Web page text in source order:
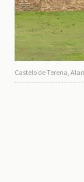
Castelo de Terena,